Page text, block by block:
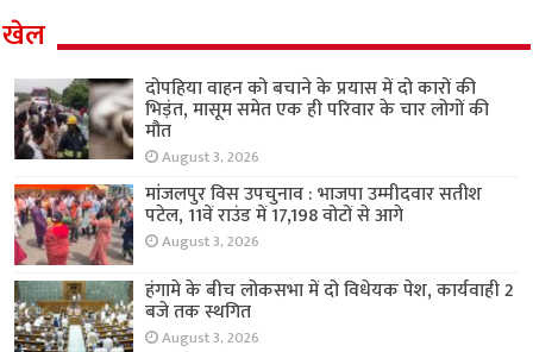
खेल
दोपहिया वाहन को बचाने के प्रयास में दो कारों की
भिड़ंत, मासूम समेत एक ही परिवार के चार लोगों की
मौत
August 3, 2026
मांजलपुर विस उपचुनाव : भाजपा उम्मीदवार सतीश
पटेल, 11वें राउंड में 17,198 वोटों से आगे
August 3, 2026
हंगामे के बीच लोकसभा में दो विधेयक पेश, कार्यवाही 2
बजे तक स्थगित
August 3, 2026